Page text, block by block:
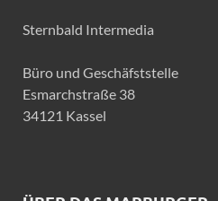
Sternbald Intermedia
Büro und Geschäfststelle
Esmarchstraße 38
34121 Kassel